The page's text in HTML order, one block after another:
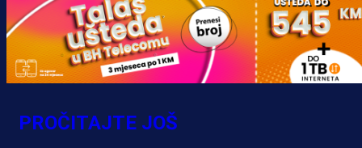
Promo vijesti
MrBit: Isprati kvalifikacije za
evropska takmičenja i preuzmi
bonus dobrodošlice!
PROČITAJTE JOŠ